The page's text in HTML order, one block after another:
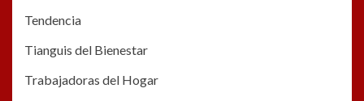
Tendencia
Tianguis del Bienestar
Trabajadoras del Hogar